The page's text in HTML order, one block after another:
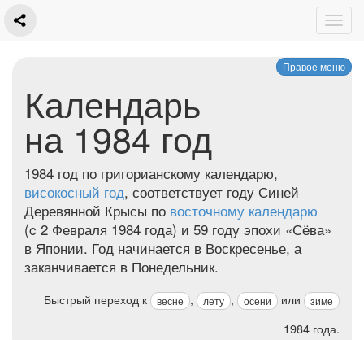
Правое меню
Календарь
на 1984 год
1984 год по григорианскому календарю,
високосный год, соответствует году Синей
Деревянной Крысы по восточному календарю
(c 2 Февраля 1984 года) и 59 году эпохи «Сёва»
в Японии. Год начинается в Воскресенье, а
заканчивается в Понедельник.
Быстрый переход к весне , лету , осени или зиме
1984 года.